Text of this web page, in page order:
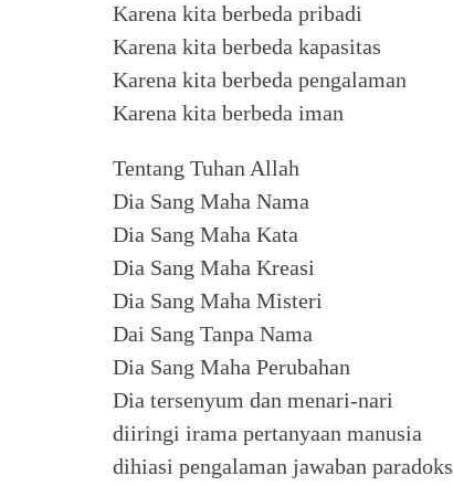
Karena kita berbeda pribadi
Karena kita berbeda kapasitas
Karena kita berbeda pengalaman
Karena kita berbeda iman
Tentang Tuhan Allah
Dia Sang Maha Nama
Dia Sang Maha Kata
Dia Sang Maha Kreasi
Dia Sang Maha Misteri
Dai Sang Tanpa Nama
Dia Sang Maha Perubahan
Dia tersenyum dan menari-nari
diiringi irama pertanyaan manusia
dihiasi pengalaman jawaban paradoks